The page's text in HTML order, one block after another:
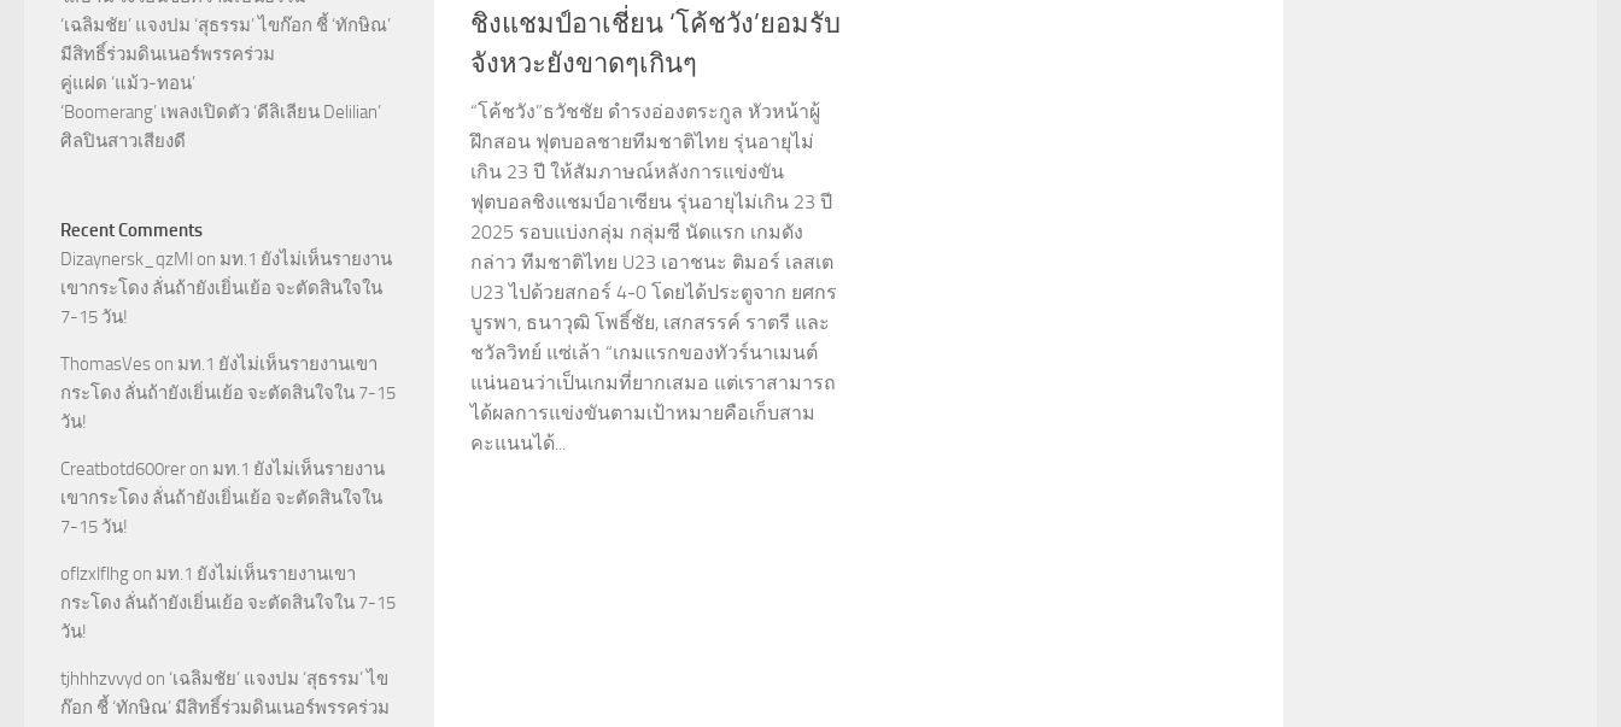
ชิงแชมป์อาเชี่ยน ‘โค้ชวัง’ยอมรับ
จังหวะยังขาดๆเกินๆ
“โค้ชวัง”ธวัชชัย ดำรงอ่องตระกูล หัวหน้าผู้
ฝึกสอน ฟุตบอลชายทีมชาติไทย รุ่นอายุไม่
เกิน 23 ปี ให้สัมภาษณ์หลังการแข่งขัน
ฟุตบอลชิงแชมป์อาเซียน รุ่นอายุไม่เกิน 23 ปี
2025 รอบแบ่งกลุ่ม กลุ่มซี นัดแรก เกมดัง
กล่าว ทีมชาติไทย U23 เอาชนะ ติมอร์ เลสเต
U23 ไปด้วยสกอร์ 4-0 โดยได้ประตูจาก ยศกร
บูรพา, ธนาวุฒิ โพธิ์ชัย, เสกสรรค์ ราตรี และ
ชวัลวิทย์ แซ่เล้า “เกมแรกของทัวร์นาเมนต์
แน่นอนว่าเป็นเกมที่ยากเสมอ แต่เราสามารถ
ได้ผลการแข่งขันตามเป้าหมายคือเก็บสาม
คะแนนได้...
‘เฉลิมชัย’ แจงปม ‘สุธรรม’ ไขก๊อก ชี้ ‘ทักษิณ’
มีสิทธิ์ร่วมดินเนอร์พรรคร่วม
คู่แฝด ‘แม้ว-ทอน’
‘Boomerang’ เพลงเปิดตัว ‘ดีลิเลียน Delilian’
ศิลปินสาวเสียงดี
Recent Comments
Dizaynersk_qzMl on มท.1 ยังไม่เห็นรายงาน
เขากระโดง ลั่นถ้ายังเยิ่นเย้อ จะตัดสินใจใน
7-15 วัน!
ThomasVes on มท.1 ยังไม่เห็นรายงานเขา
กระโดง ลั่นถ้ายังเยิ่นเย้อ จะตัดสินใจใน 7-15
วัน!
Creatbotd600rer on มท.1 ยังไม่เห็นรายงาน
เขากระโดง ลั่นถ้ายังเยิ่นเย้อ จะตัดสินใจใน
7-15 วัน!
oflzxlflhg on มท.1 ยังไม่เห็นรายงานเขา
กระโดง ลั่นถ้ายังเยิ่นเย้อ จะตัดสินใจใน 7-15
วัน!
tjhhhzvvyd on ‘เฉลิมชัย’ แจงปม ‘สุธรรม’ ไข
ก๊อก ชี้ ‘ทักษิณ’ มีสิทธิ์ร่วมดินเนอร์พรรคร่วม